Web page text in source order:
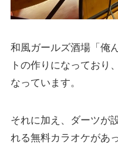
和風ガールズ酒場「俺
トの作りになっており
なっています。
それに加え、ダーツが
れる無料カラオケがあ